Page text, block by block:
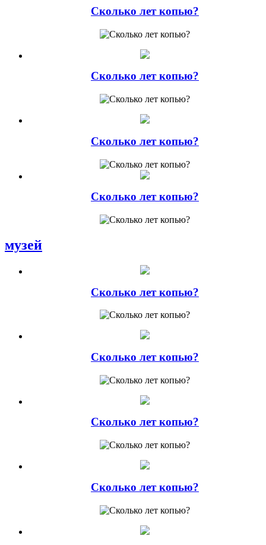
Сколько лет копью?
Сколько лет копью?
Сколько лет копью?
Сколько лет копью?
музей
Сколько лет копью?
Сколько лет копью?
Сколько лет копью?
Сколько лет копью?